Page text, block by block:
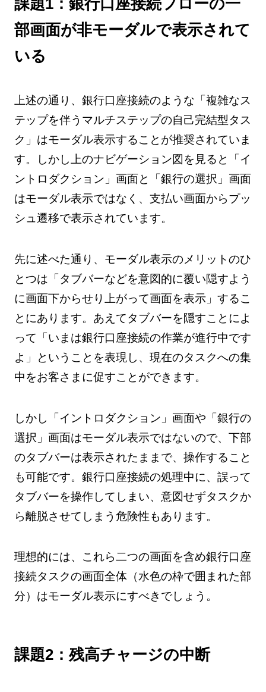
課題1：銀行口座接続フローの一
部画面が非モーダルで表示されて
いる
上述の通り、銀行口座接続のような「複雑なス
テップを伴うマルチステップの自己完結型タス
ク」はモーダル表示することが推奨されていま
す。しかし上のナビゲーション図を見ると「イ
ントロダクション」画面と「銀行の選択」画面
はモーダル表示ではなく、支払い画面からプッ
シュ遷移で表示されています。
先に述べた通り、モーダル表示のメリットのひ
とつは「タブバーなどを意図的に覆い隠すよう
に画面下からせり上がって画面を表示」するこ
とにあります。あえてタブバーを隠すことによ
って「いまは銀行口座接続の作業が進行中です
よ」ということを表現し、現在のタスクへの集
中をお客さまに促すことができます。
しかし「イントロダクション」画面や「銀行の
選択」画面はモーダル表示ではないので、下部
のタブバーは表示されたままで、操作すること
も可能です。銀行口座接続の処理中に、誤って
タブバーを操作してしまい、意図せずタスクか
ら離脱させてしまう危険性もあります。
理想的には、これら二つの画面を含め銀行口座
接続タスクの画面全体（水色の枠で囲まれた部
分）はモーダル表示にすべきでしょう。
課題2：残高チャージの中断